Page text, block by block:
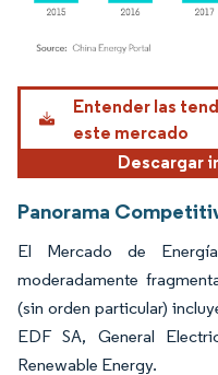
Imagen © Mordor Intelligence. El
Entender las
este mercado
Descargar
Panorama
El Mercado de
moderadamente
(sin orden particular)
EDF SA, General
Renewable Energy.